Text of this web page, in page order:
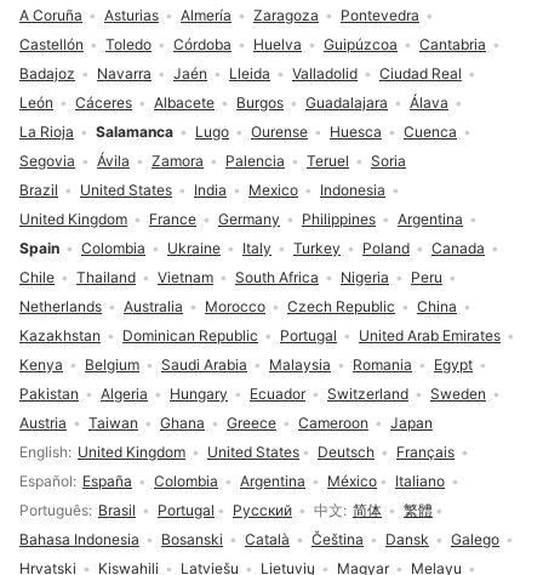
Language selection
English United Kingdom United States Deutsch
Français
Español
España Colombia Argentina México
Italiano
Português Brasil Portugal Русский 中文 简体
繁體
Bahasa Indonesia
Bosanski Català Čeština Dansk
Galego
Hrvatski
Kiswahili Latviešu Lietuvių Magyar
Melayu
Brazil United States India Mexico
Indonesia
United Kingdom
France Germany Philippines
Argentina
Spain
Colombia Ukraine Italy Turkey Poland
Canada
Chile
Thailand Vietnam South Africa Nigeria
Peru
Netherlands
Australia Morocco Czech Republic
China
Kazakhstan
Dominican Republic Portugal
United Arab Emirates
Kenya
Belgium Saudi Arabia Malaysia Romania
Egypt
Pakistan
Algeria Hungary Ecuador Switzerland
Sweden
Austria
Taiwan Ghana Greece Cameroon Japan
A Coruña
Asturias Almería Zaragoza
Pontevedra
Castellón
Toledo Córdoba Huelva Guipúzcoa
Cantabria
Badajoz
Navarra Jaén Lleida Valladolid
Ciudad Real
León
Cáceres Albacete Burgos Guadalajara
Álava
La Rioja
Salamanca Lugo Ourense Huesca
Cuenca
Segovia
Ávila Zamora Palencia Teruel Soria